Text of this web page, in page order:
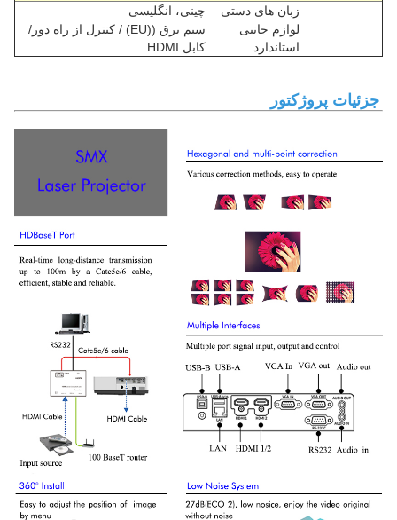
زبان های دستی
چینی، انگلیسی
لوازم جانبی
استاندارد
سیم برق ((EU) / کنترل از راه دور/
کابل HDMI
جزئیات پروژکتور